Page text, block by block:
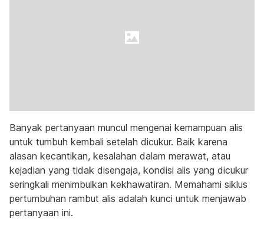
Banyak pertanyaan muncul mengenai kemampuan alis
untuk tumbuh kembali setelah dicukur. Baik karena
alasan kecantikan, kesalahan dalam merawat, atau
kejadian yang tidak disengaja, kondisi alis yang dicukur
seringkali menimbulkan kekhawatiran. Memahami siklus
pertumbuhan rambut alis adalah kunci untuk menjawab
pertanyaan ini.